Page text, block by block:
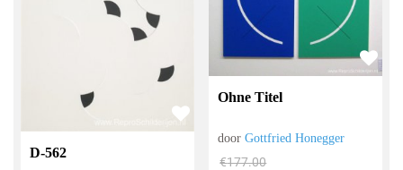
D-562
Ohne Titel
doorGottfried Honegger
€177.00